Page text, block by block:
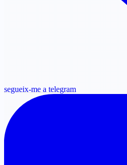
segueix-me a telegram